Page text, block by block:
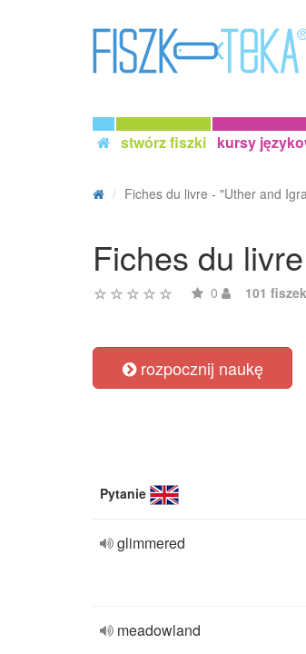
stwórz fiszki kursy
Fiches du livre - "Uther and
Fiches du
0 101 fiszek
rozpocznij naukę
Pytanie
glimmered
meadowland